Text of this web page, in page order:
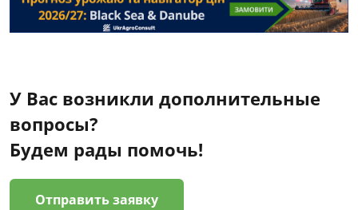
У Вас возникли дополнительные
вопросы?
Будем рады помочь!
Отправить заявку